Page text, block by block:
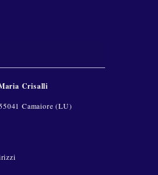
Crisalli
Camaiore (LU)